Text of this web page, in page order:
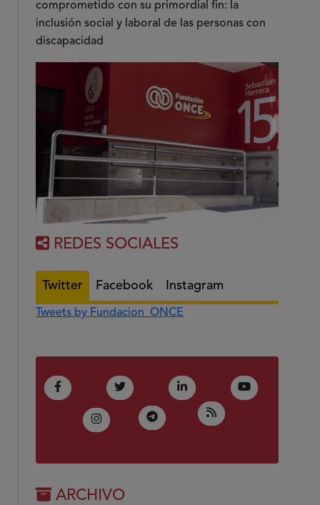
comprometido con su primordial fin: la
inclusión social y laboral de las personas con
discapacidad
REDES SOCIALES
Twitter Facebook Instagram
Tweets by Fundacion_ONCE
Facebook
(Abre en nueva ventana)
Twitter
(Abre en nueva ventana)
LinkedIn
(Abre en nueva ventana)
Youtube
(Abre en
Instagram
(Abre en nueva ventana)
Telegram
(Abre en nueva ventana)
RSS
(Abre en nueva
ARCHIVO